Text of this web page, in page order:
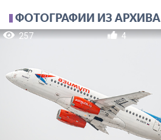
ФОТОГРАФИИ ИЗ АРХИВА
257 4